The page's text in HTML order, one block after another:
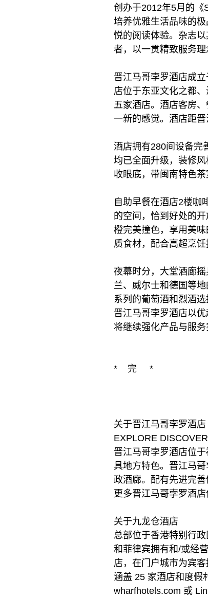
创办于2012年5月的《
培养优雅生活品味的
悦的阅读体验。杂志
者，以一贯精致服务理
晋江马哥孛罗酒店成
店位于东亚文化之都
五家酒店。酒店客房
一新的感觉。酒店距
酒店拥有280间设备完
均已全面升级，装修
收眼底，带闽南特色
自助早餐在酒店2楼咖
的空间，恰到好处的
橙完美撞色，享用美
质食材，配合高超烹饪
夜幕时分，大堂酒廊
兰、威尔士和德国等
系列的葡萄酒和烈酒
晋江马哥孛罗酒店以
将继续强化产品与服
* 完 *
关于晋江马哥孛罗酒店
EXPLORE
晋江马哥孛罗酒店位
具地方特色。晋江马
政酒廊。配有先进完
更多晋江马哥孛罗酒
关于九龙仓酒店
总部位于香港特别行
和菲律宾拥有和/或经
店，在门户城市为宾
涵盖 25 家酒店和度假
wharfhotels.com 或